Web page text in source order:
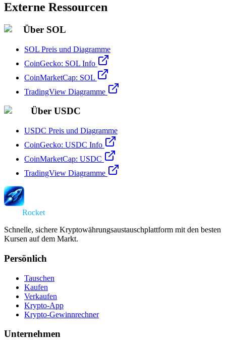
Externe Ressourcen
Über SOL
SOL Preis und Diagramme
CoinGecko: SOL Info
CoinMarketCap: SOL
TradingView Diagramme
Über USDC
USDC Preis und Diagramme
CoinGecko: USDC Info
CoinMarketCap: USDC
TradingView Diagramme
Rocket
Schnelle, sichere Kryptowährungsaustauschplattform mit den besten
Kursen auf dem Markt.
Persönlich
Tauschen
Kaufen
Verkaufen
Krypto-App
Krypto-Gewinnrechner
Unternehmen